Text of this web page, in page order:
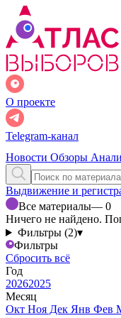
О проекте
Telegram-канал
Новости Обзоры
Выдвижение и
Все материалы— 0
Ничего не найдено.
Фильтры (2)▾
Фильтры
Сбросить всё
Год
20262025
Месяц
Окт Ноя Дек Янв Фев